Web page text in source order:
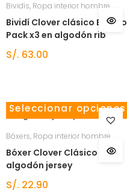
Bividís, Ropa interior hombre
Bividí Clover clásico Blanco
Pack x3 en algodón rib
S/. 63.00
Seleccionar opciones
Bóxers, Ropa interior hombre
Bóxer Clover Clásico en
algodón jersey
S/. 22.90